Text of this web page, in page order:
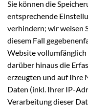
Sie können die
entsprechende
verhindern; wir weisen
diesem Fall
Website vollumfänglich
darüber hinaus die
erzeugten und auf Ihre
Daten (inkl. Ihrer IP-
Verarbeitung dieser